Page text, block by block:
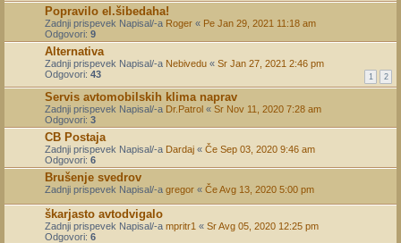
Popravilo el.šibedaha!
Zadnji prispevek Napisal/-a Roger « Pe Jan 29, 2021 11:18 am
Odgovori: 9
Alternativa
Zadnji prispevek Napisal/-a Nebivedu « Sr Jan 27, 2021 2:46 pm
Odgovori: 43 1 2
Servis avtomobilskih klima naprav
Zadnji prispevek Napisal/-a Dr.Patrol « Sr Nov 11, 2020 7:28 am
Odgovori: 3
CB Postaja
Zadnji prispevek Napisal/-a Dardaj « Če Sep 03, 2020 9:46 am
Odgovori: 6
Brušenje svedrov
Zadnji prispevek Napisal/-a gregor « Če Avg 13, 2020 5:00 pm
škarjasto avtodvigalo
Zadnji prispevek Napisal/-a mpritr1 « Sr Avg 05, 2020 12:25 pm
Odgovori: 6